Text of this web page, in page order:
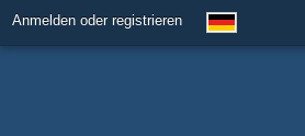
Anmelden oder registrieren